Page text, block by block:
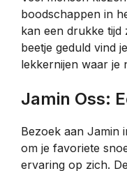
boodschappen in
kan een drukke tijd
beetje geduld vind
lekkernijen waar je
Jamin Oss:
Bezoek aan Jamin
om je favoriete
ervaring op zich.